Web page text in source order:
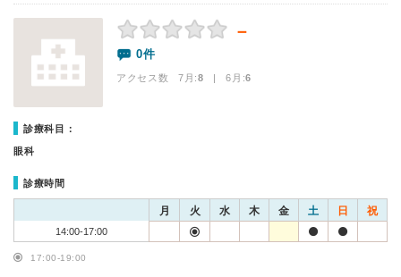
－
0件
アクセス数 7月:8 | 6月:6
診療科目：
眼科
診療時間
月 火 水 木 金 土 日 祝
14:00-17:00
17:00-19:00